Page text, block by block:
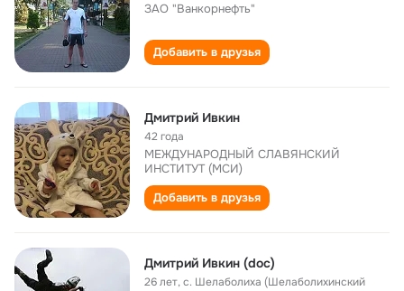
ЗАО "Ванкорнефть"
Добавить в друзья
Дмитрий Ивкин
42 года
МЕЖДУНАРОДНЫЙ СЛАВЯНСКИЙ
ИНСТИТУТ (МСИ)
Добавить в друзья
Дмитрий Ивкин (doc)
26 лет,с. Шелаболиха (Шелаболихинский